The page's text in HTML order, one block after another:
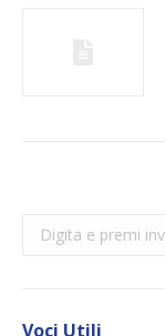
Search:
Voci Utili